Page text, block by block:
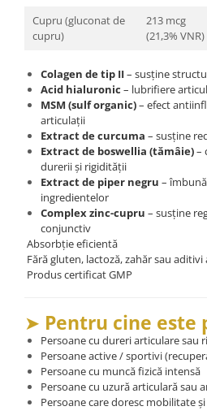
Cupru (gluconat de
cupru)
213 mcg
(21,3% VNR)
Colagen de tip II– susține
Acid hialuronic – lubrifiere
MSM (sulf organic)– efect
articulații
Extract de curcuma – susține
Extract de boswellia (tămâie)–
durerii și rigidității
Extract de piper negru –
ingredientelor
Complex zinc-cupru – susține
conjunctiv
Absorbție eficientă
Fără gluten, lactoză, zahăr sau
Produs certificat GMP
➤ Pentru cine
Persoane cu dureri articulare sau
Persoane active / sportivi
Persoane cu muncă fizică intensă
Persoane cu uzură articulară sau
Persoane care doresc mobilitate